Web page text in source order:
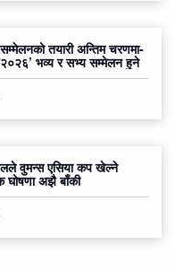
तयारी अन्तिम चरणमा-
भव्य र सभ्य सम्मेलन हुने
वुमन्स एसिया कप खेल्ने
घोषणा अझै बाँकी